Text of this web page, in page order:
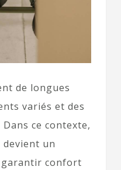
de longues
variés et des
ce contexte,
devient un
confort